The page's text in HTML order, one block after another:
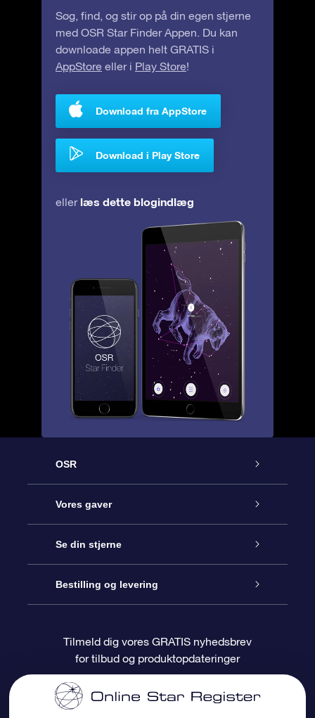
Søg, find, og stir op på din egen stjerne
med OSR Star Finder Appen. Du kan
downloade appen helt GRATIS i
AppStore eller i Play Store!
Download fra AppStore
Download i Play Store
eller læs dette blogindlæg
OSR
Kundeservice
Kontakt os
Bloggen
Anmeldelser
Vores gaver
Online Stjernegave
OSR Gavepakke
OSR Gavekortet
Firmagaver
Se din stjerne
Star Register
Personliggjort Stjerneside
One Million Stars
Bestilling og levering
Betalingsinformation
Forsendelsesoplysninger
Tilmeld dig vores GRATIS nyhedsbrev
for tilbud og produktopdateringer